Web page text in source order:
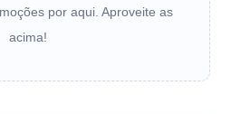
por aqui. Aproveite as
acima!